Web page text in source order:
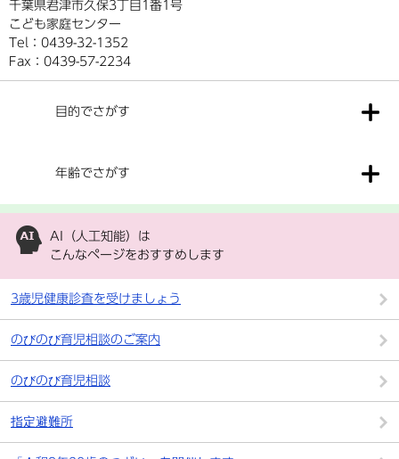
目的でさがす
年齢でさがす
AI（人工知能）は
こんなページをおすすめします
3歳児健康診査を受けましょう
のびのび育児相談のご案内
のびのび育児相談
指定避難所
こども家庭センター
千葉県君津市久保3丁目1番1号
Tel：0439-32-1352
Fax：0439-57-2234